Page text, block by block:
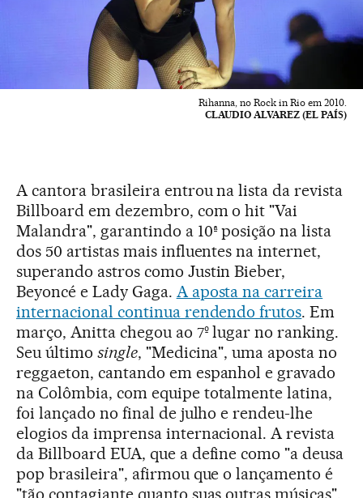
Rihanna, no Rock in Rio em 2010.
CLAUDIO ALVAREZ (EL PAÍS)
A cantora brasileira entrou na lista da revista
Billboard em dezembro, com o hit "Vai
Malandra", garantindo a 10ª posição na lista
dos 50 artistas mais influentes na internet,
superando astros como Justin Bieber,
Beyoncé e Lady Gaga. A aposta na carreira
internacional continua rendendo frutos. Em
março, Anitta chegou ao 7º lugar no ranking.
Seu último single, "Medicina", uma aposta no
reggaeton, cantando em espanhol e gravado
na Colômbia, com equipe totalmente latina,
foi lançado no final de julho e rendeu-lhe
elogios da imprensa internacional. A revista
da Billboard EUA, que a define como "a deusa
pop brasileira", afirmou que o lançamento é
"tão contagiante quanto suas outras músicas".